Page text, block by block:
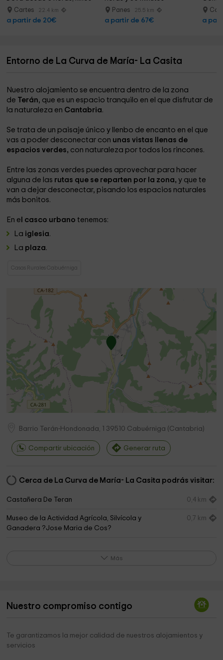
Cartes 22.4 km
a partir de 20€
Panes 25.5 km
a partir de 67€ a
Entorno de La Curva de María- La Casita
Nuestro alojamiento se encuentra dentro de la zona
de Terán, que es un espacio tranquilo en el que disfrutar de
la naturaleza en Cantabria.
Se trata de un paisaje único y llenbo de encanto en el que
vas a poder desconectar con unas vistas llenas de
espacios verdes, con naturaleza por todos los rincones.
Entre las zonas verdes puedes aprovechar para hacer
alguna de las rutas que se reparten por la zona,y que te
van a dejar desconectar, pisando los espacios naturales
más bonitos.
En e l casco urbano tenemos:
La iglesia.
La plaza.
Casas Rurales Cabuérniga
Barrio Terán-Hondonada, 1 39510 Cabuérniga (Cantabria)
Compartir ubicación Generar ruta
Cerca de La Curva de María- La Casita podrás visitar:
Castañera De Teran 0,4 km
Museo de la Actividad Agrícola, Silvícola y
Ganadera ?Jose Maria de Cos?
0,7 km
Ermita de San Fructuoso 2,8 km
Ermita de San Antonio 3,7 km
Más
Nuestro compromiso contigo
Te garantizamos la mejor calidad de nuestros alojamientos y
servicios